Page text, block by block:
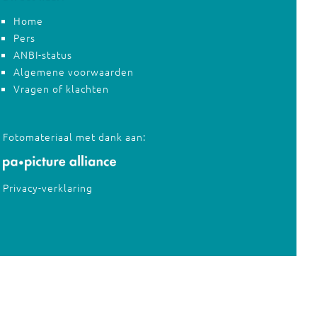
Home
Pers
ANBI-status
Algemene voorwaarden
Vragen of klachten
Fotomateriaal met dank aan:
Privacy-verklaring